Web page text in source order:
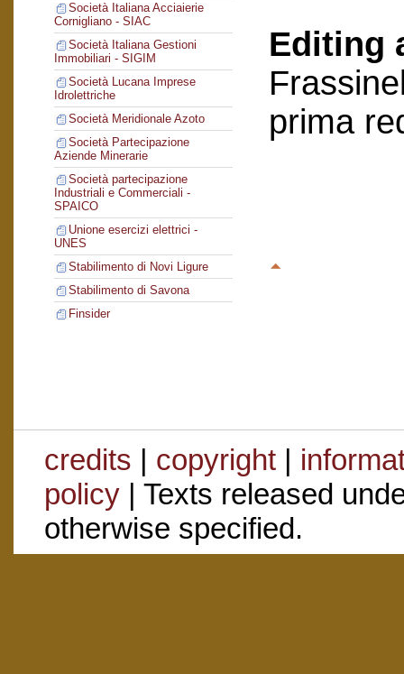
Società Italiana Acciaierie
Cornigliano - SIAC
Società Italiana Gestioni
Immobiliari - SIGIM
Società Lucana Imprese
Idrolettriche
Società Meridionale Azoto
Società Partecipazione
Aziende Minerarie
Società partecipazione
Industriali e Commerciali -
SPAICO
Unione esercizi elettrici -
UNES
Stabilimento di Novi Ligure
Stabilimento di Savona
Finsider
Editing
prima
credits | copyright|
policy| Texts released
otherwise specified.